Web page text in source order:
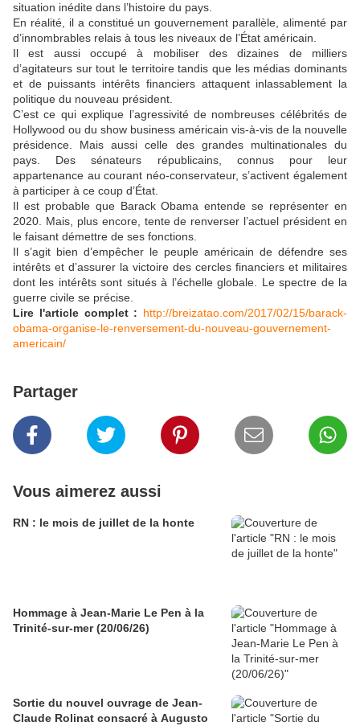
situation inédite dans l’histoire du pays.
En réalité, il a constitué un gouvernement parallèle, alimenté par
d’innombrables relais à tous les niveaux de l’État américain.
Il est aussi occupé à mobiliser des dizaines de milliers
d’agitateurs sur tout le territoire tandis que les médias dominants
et de puissants intérêts financiers attaquent inlassablement la
politique du nouveau président.
C’est ce qui explique l’agressivité de nombreuses célébrités de
Hollywood ou du show business américain vis-à-vis de la nouvelle
présidence. Mais aussi celle des grandes multinationales du
pays. Des sénateurs républicains, connus pour leur
appartenance au courant néo-conservateur, s’activent également
à participer à ce coup d’État.
Il est probable que Barack Obama entende se représenter en
2020. Mais, plus encore, tente de renverser l’actuel président en
le faisant démettre de ses fonctions.
Il s’agit bien d’empêcher le peuple américain de défendre ses
intérêts et d’assurer la victoire des cercles financiers et militaires
dont les intérêts sont situés à l’échelle globale. Le spectre de la
guerre civile se précise.
Lire l'article complet : http://breizatao.com/2017/02/15/barack-
obama-organise-le-renversement-du-nouveau-gouvernement-
americain/
Partager
Vous aimerez aussi
RN : le mois de juillet de la honte
Hommage à Jean-Marie Le Pen à la
Trinité-sur-mer (20/06/26)
Sortie du nouvel ouvrage de Jean-
Claude Rolinat consacré à Augusto